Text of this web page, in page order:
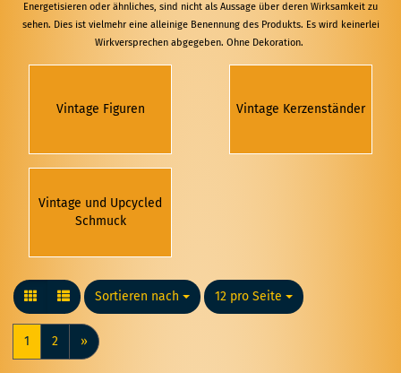
Energetisieren oder ähnliches, sind nicht als Aussage über deren Wirksamkeit zu
sehen. Dies ist vielmehr eine alleinige Benennung des Produkts. Es wird keinerlei
Wirkversprechen abgegeben. Ohne Dekoration.
Vintage Figuren Vintage Kerzenständer
Vintage und Upcycled
Schmuck
Sortieren nach
Sortieren nach 12 pro Seite
pro Seite
1 2 »